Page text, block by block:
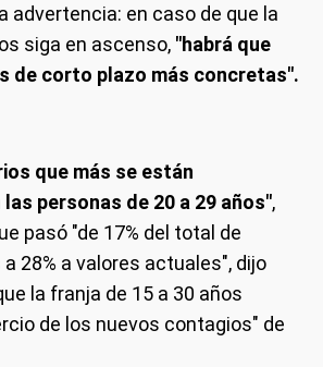
advertencia: en caso de que la
siga en ascenso, "habrá que
de corto plazo más concretas".
que más se están
personas de 20 a 29 años",
pasó "de 17% del total de
28% a valores actuales", dijo
la franja de 15 a 30 años
de los nuevos contagios" de